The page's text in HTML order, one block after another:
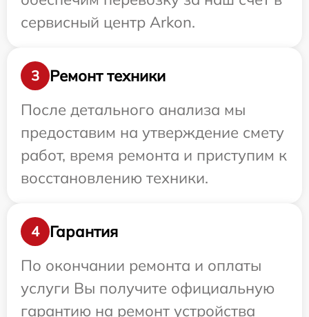
сервисный центр Arkon.
3
Ремонт техники
После детального анализа мы
предоставим на утверждение смету
работ, время ремонта и приступим к
восстановлению техники.
4
Гарантия
По окончании ремонта и оплаты
услуги Вы получите официальную
гарантию на ремонт устройства